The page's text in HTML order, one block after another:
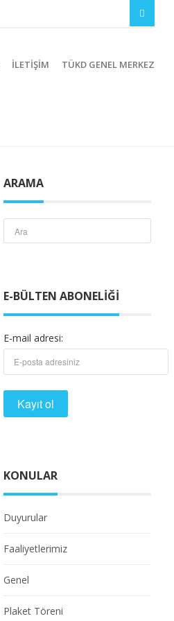
İLETIŞIM TÜKD GENEL MERKEZ
ARAMA
E-BÜLTEN ABONELIĞI
E-mail adresi:
KONULAR
Duyurular
Faaliyetlerimiz
Genel
Plaket Töreni